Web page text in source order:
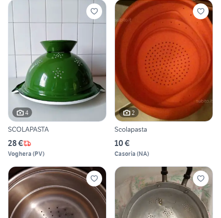
4
SCOLAPASTA
28 €
Voghera (PV)
2
Scolapasta
10 €
Casoria (NA)